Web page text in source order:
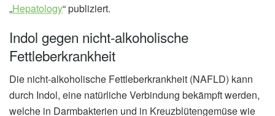
„Hepatology“ publiziert.
Indol gegen nicht-alkoholische
Fettleberkrankheit
Die nicht-alkoholische Fettleberkrankheit (NAFLD) kann
durch Indol, eine natürliche Verbindung bekämpft werden,
welche in Darmbakterien und in Kreuzblütengemüse wie